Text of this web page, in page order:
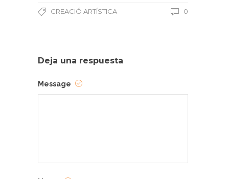
CREACIÓ ARTÍSTICA 0
Deja una respuesta
Message